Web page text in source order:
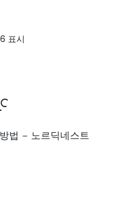
표시
법 - 노르딕네스트